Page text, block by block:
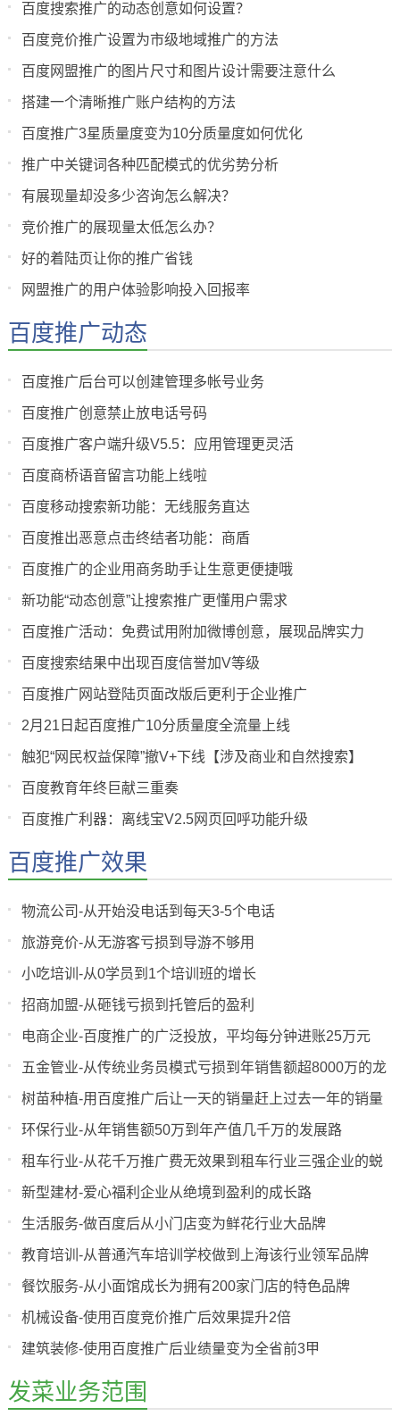
百度搜索推广的动态创意如何设置？
百度竞价推广设置为市级地域推广的方法
百度网盟推广的图片尺寸和图片设计需要注意什么
搭建一个清晰推广账户结构的方法
百度推广3星质量度变为10分质量度如何优化
推广中关键词各种匹配模式的优劣势分析
有展现量却没多少咨询怎么解决？
竞价推广的展现量太低怎么办？
好的着陆页让你的推广省钱
网盟推广的用户体验影响投入回报率
百度推广动态
百度推广后台可以创建管理多帐号业务
百度推广创意禁止放电话号码
百度推广客户端升级V5.5：应用管理更灵活
百度商桥语音留言功能上线啦
百度移动搜索新功能：无线服务直达
百度推出恶意点击终结者功能：商盾
百度推广的企业用商务助手让生意更便捷哦
新功能“动态创意”让搜索推广更懂用户需求
百度推广活动：免费试用附加微博创意，展现品牌实力
百度搜索结果中出现百度信誉加V等级
百度推广网站登陆页面改版后更利于企业推广
2月21日起百度推广10分质量度全流量上线
触犯“网民权益保障”撤V+下线【涉及商业和自然搜索】
百度教育年终巨献三重奏
百度推广利器：离线宝V2.5网页回呼功能升级
百度推广效果
物流公司-从开始没电话到每天3-5个电话
旅游竞价-从无游客亏损到导游不够用
小吃培训-从0学员到1个培训班的增长
招商加盟-从砸钱亏损到托管后的盈利
电商企业-百度推广的广泛投放，平均每分钟进账25万元
五金管业-从传统业务员模式亏损到年销售额超8000万的龙
头企业
树苗种植-用百度推广后让一天的销量赶上过去一年的销量
环保行业-从年销售额50万到年产值几千万的发展路
租车行业-从花千万推广费无效果到租车行业三强企业的蜕
变
新型建材-爱心福利企业从绝境到盈利的成长路
生活服务-做百度后从小门店变为鲜花行业大品牌
教育培训-从普通汽车培训学校做到上海该行业领军品牌
餐饮服务-从小面馆成长为拥有200家门店的特色品牌
机械设备-使用百度竞价推广后效果提升2倍
建筑装修-使用百度推广后业绩量变为全省前3甲
发菜业务范围